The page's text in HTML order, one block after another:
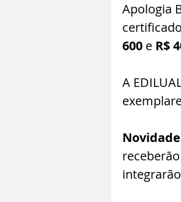
Apologia
600 e R$
A
receberão